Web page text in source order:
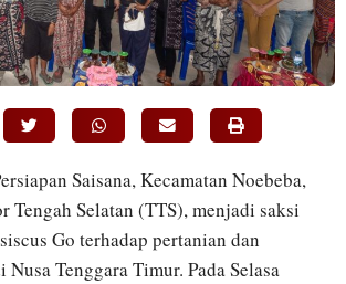
Saisana, Kecamatan Noebeba,
Tengah Selatan (TTS), menjadi saksi
Go terhadap pertanian dan
Nusa Tenggara Timur. Pada Selasa